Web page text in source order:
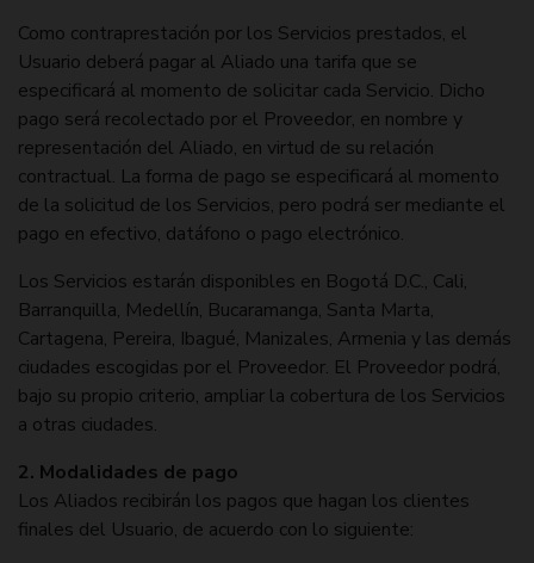
Como contraprestación por los Servicios prestados, el
Usuario deberá pagar al Aliado una tarifa que se
especificará al momento de solicitar cada Servicio. Dicho
pago será recolectado por el Proveedor, en nombre y
representación del Aliado, en virtud de su relación
contractual. La forma de pago se especificará al momento
de la solicitud de los Servicios, pero podrá ser mediante el
pago en efectivo, datáfono o pago electrónico.
Los Servicios estarán disponibles en Bogotá D.C., Cali,
Barranquilla, Medellín, Bucaramanga, Santa Marta,
Cartagena, Pereira, Ibagué, Manizales, Armenia y las demás
ciudades escogidas por el Proveedor. El Proveedor podrá,
bajo su propio criterio, ampliar la cobertura de los Servicios
a otras ciudades.
2. Modalidades de pago
Los Aliados recibirán los pagos que hagan los clientes
finales del Usuario, de acuerdo con lo siguiente: